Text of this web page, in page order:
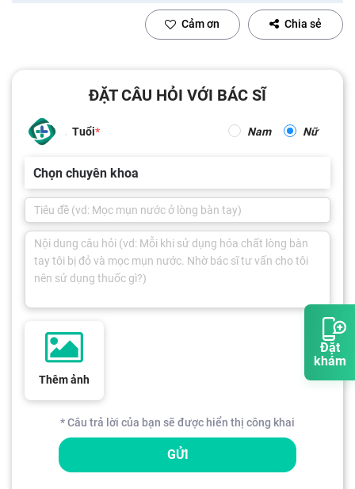
Đặt
khám
Cảm ơn Chia sẻ
ĐẶT CÂU HỎI VỚI BÁC SĨ
Tuổi Nam Nữ
Chọn chuyên khoa
Thêm ảnh
* Câu trả lời của bạn sẽ được hiển thị công khai
GỬI